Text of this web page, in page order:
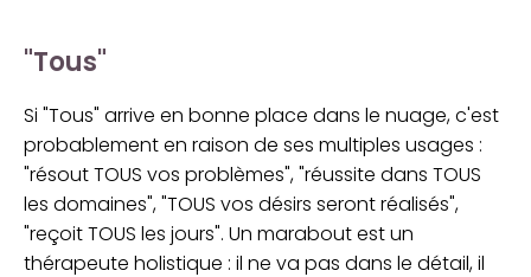
"Tous"
Si "Tous" arrive en bonne place dans le nuage, c'est
probablement en raison de ses multiples usages :
"résout TOUS vos problèmes", "réussite dans TOUS
les domaines", "TOUS vos désirs seront réalisés",
"reçoit TOUS les jours". Un marabout est un
thérapeute holistique : il ne va pas dans le détail, il